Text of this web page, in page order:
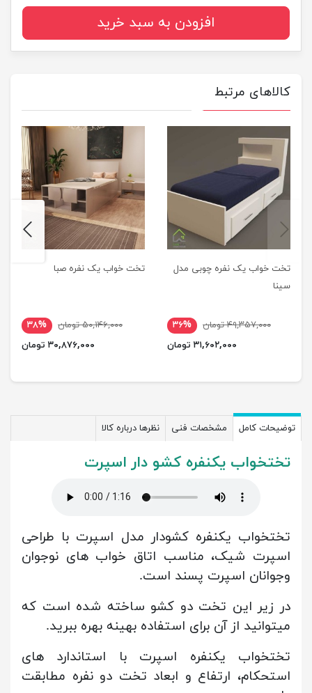
افزودن به سبد خرید
کالاهای مرتبط
تخت خواب یک نفره چوبی مدل
سینا
۴۹,۳۵۷,۰۰۰ تومان
۳۶%
۳۱,۶۰۲,۰۰۰ تومان
تخت خواب یک نفره صبا
۵۰,۱۴۶,۰۰۰ تومان
۳۸%
۳۰,۸۷۶,۰۰۰ تومان
previus
توضیحات کامل مشخصات فنی نظرها درباره کالا
تختخواب یکنفره کشو دار اسپرت
تختخواب یکنفره کشودار مدل اسپرت با طراحی
اسپرت شیک، مناسب اتاق خواب های نوجوان
وجوانان اسپرت پسند است.
در زیر این تخت دو کشو ساخته شده است که
میتوانید از آن برای استفاده بهینه بهره ببرید.
تختخواب یکنفره اسپرت با استاندارد های
استحکام، ارتفاع و ابعاد تخت دو نفره مطابقت